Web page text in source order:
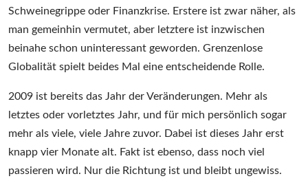
Schweinegrippe oder Finanzkrise. Erstere ist zwar näher, als
man gemeinhin vermutet, aber letztere ist inzwischen
beinahe schon uninteressant geworden. Grenzenlose
Globalität spielt beides Mal eine entscheidende Rolle.
2009 ist bereits das Jahr der Veränderungen. Mehr als
letztes oder vorletztes Jahr, und für mich persönlich sogar
mehr als viele, viele Jahre zuvor. Dabei ist dieses Jahr erst
knapp vier Monate alt. Fakt ist ebenso, dass noch viel
passieren wird. Nur die Richtung ist und bleibt ungewiss.